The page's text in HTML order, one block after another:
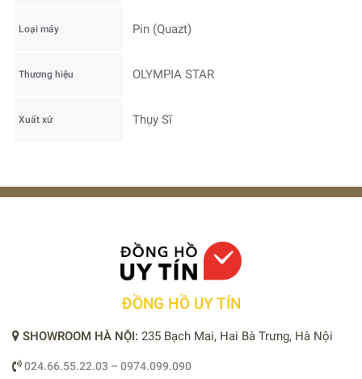
Loại máy Pin (Quazt)
Thương hiệu OLYMPIA STAR
Xuất xứ Thụy Sĩ
ĐỒNG HỒ UY TÍN
SHOWROOM HÀ NỘI: 235 Bạch Mai, Hai Bà Trưng, Hà Nội
024.66.55.22.03 – 0974.099.090